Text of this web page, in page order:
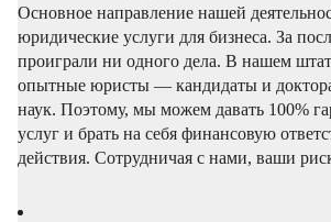
Основное направление нашей
юридические услуги для бизнеса. За
проиграли ни одного дела. В нашем
опытные юристы — кандидаты и
наук. Поэтому, мы можем давать 100%
услуг и брать на себя финансовую
действия. Сотрудничая с нами, ваши